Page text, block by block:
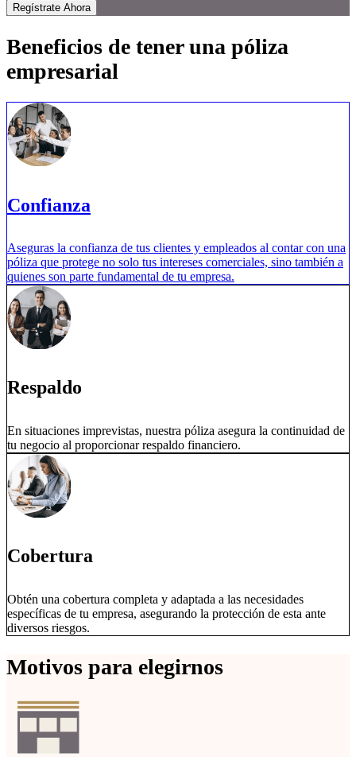
Regístrate Ahora
Beneficios de tener una póliza
empresarial
Confianza
Aseguras la confianza de tus clientes y empleados al contar con una
póliza que protege no solo tus intereses comerciales, sino también a
quienes son parte fundamental de tu empresa.
Respaldo
En situaciones imprevistas, nuestra póliza asegura la continuidad de
tu negocio al proporcionar respaldo financiero.
Cobertura
Obtén una cobertura completa y adaptada a las necesidades
específicas de tu empresa, asegurando la protección de esta ante
diversos riesgos.
Motivos para elegirnos